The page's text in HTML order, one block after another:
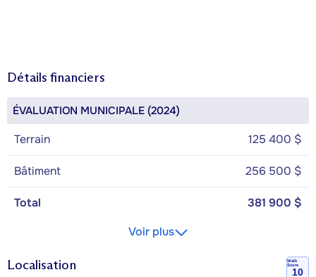
Détails financiers
ÉVALUATION MUNICIPALE (2024)
Terrain 125 400 $
Bâtiment 256 500 $
Total
381 900 $
Voir plus
Localisation
Walk
Score
10